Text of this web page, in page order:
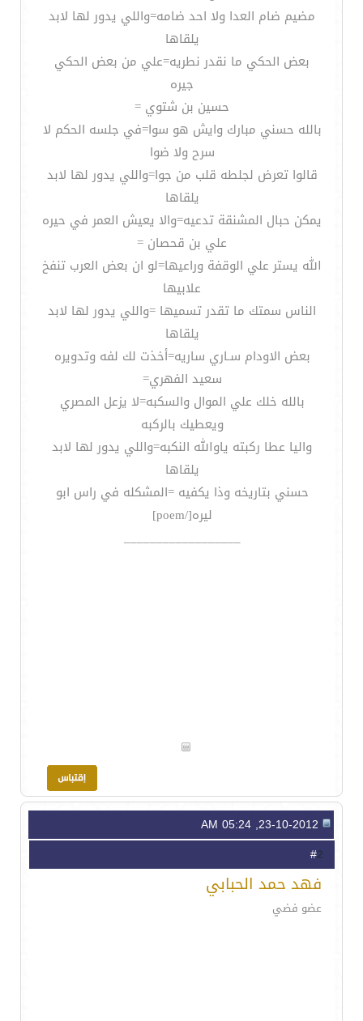
مضيم ضام العدا ولا احد ضامه=واللي يدور لها لابد
يلقاها
بعض الحكي ما نقدر نطريه=علي من بعض الحكي
جيره
حسين بن شتوي =
بالله حسني مبارك وايش هو سوا=في جلسه الحكم لا
سرح ولا ضوا
قالوا تعرض لجلطه قلب من جوا=واللي يدور لها لابد
يلقاها
يمكن حبال المشنقة تدعيه=والا يعيش العمر في حيره
علي بن قحصان =
الله يستر علي الوقفة وراعيها=لو ان بعض العرب تنفخ
علابيها
الناس سمتك ما تقدر تسميها =واللي يدور لها لابد
يلقاها
بعض الاودام سـاري ساريه=أخذت لك لفه وتدويره
سعيد الفهري=
بالله خلك علي الموال والسكبه=لا يزعل المصري
ويعطيك بالركبه
واليا عطا ركبته ياوالله النكبه=واللي يدور لها لابد
يلقاها
حسني بتاريخه وذا يكفيه =المشكله في راس ابو
ليره[/poem]
__________________
2
فهد حمد الحبابي
عضو فضي